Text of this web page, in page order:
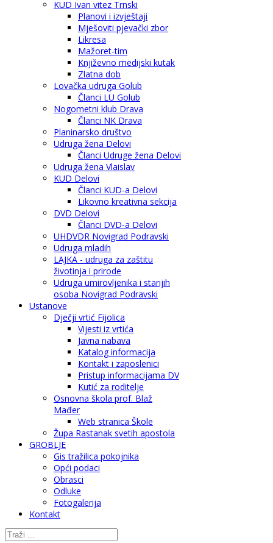
KUD Ivan vitez Trnski
Planovi i izvještaji
Mješoviti pjevački zbor
Likresa
Mažoret-tim
Književno medijski kutak
Zlatna dob
Lovačka udruga Golub
Članci LU Golub
Nogometni klub Drava
Članci NK Drava
Planinarsko društvo
Udruga žena Delovi
Članci Udruge žena Delovi
Udruga žena Vlaislav
KUD Delovi
Članci KUD-a Delovi
Likovno kreativna sekcija
DVD Delovi
Članci DVD-a Delovi
UHDVDR Novigrad Podravski
Udruga mladih
LAJKA - udruga za zaštitu
životinja i prirode
Udruga umirovljenika i starijih
osoba Novigrad Podravski
Ustanove
Dječji vrtić Fijolica
Vijesti iz vrtića
Javna nabava
Katalog informacija
Kontakt i zaposlenici
Pristup informacijama DV
Kutić za roditelje
Osnovna škola prof. Blaž
Mađer
Web stranica Škole
Župa Rastanak svetih apostola
GROBLJE
Gis tražilica pokojnika
Opći podaci
Obrasci
Odluke
Fotogalerija
Kontakt